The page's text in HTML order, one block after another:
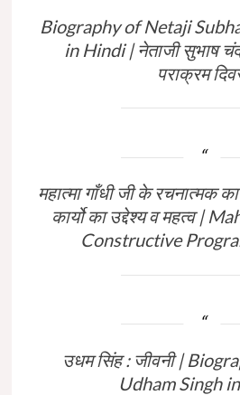
Biography of Netaji
in Hindi | नेताजी सुभाष
पराक्रम
महात्मा गाँधी जी के रचनात्मक
कार्यो का उद्देश्य व महत्व |
Constructive
उधम सिंह : जीवनी |
Udham Singh